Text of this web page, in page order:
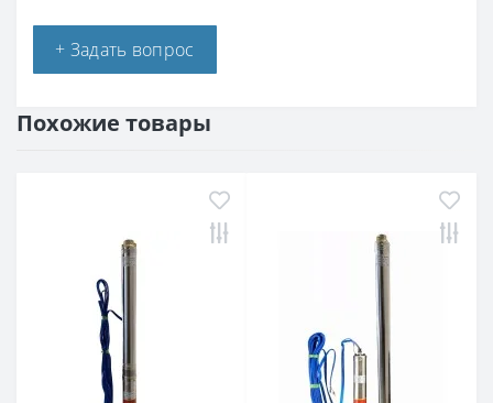
+ Задать вопрос
Похожие товары